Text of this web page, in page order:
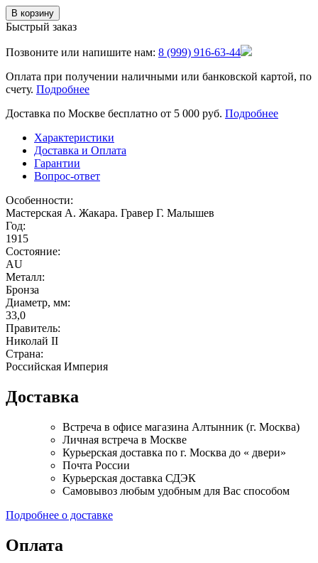
В корзину
Быстрый заказ
Позвоните или напишите нам: 8 (999) 916-63-44
Оплата при получении наличными или банковской картой, по
счету. Подробнее
Доставка по Москве бесплатно от 5 000 руб. Подробнее
Характеристики
Доставка и Оплата
Гарантии
Вопрос-ответ
Особенности:
Мастерская А. Жакара. Гравер Г. Малышев
Год:
1915
Состояние:
AU
Металл:
Бронза
Диаметр, мм:
33,0
Правитель:
Николай II
Страна:
Российская Империя
Доставка
Встреча в офисе магазина Алтынник (г. Москва)
Личная встреча в Москве
Курьерская доставка по г. Москва до « двери»
Почта России
Курьерская доставка СДЭК
Самовывоз любым удобным для Вас способом
Подробнее о доставке
Оплата